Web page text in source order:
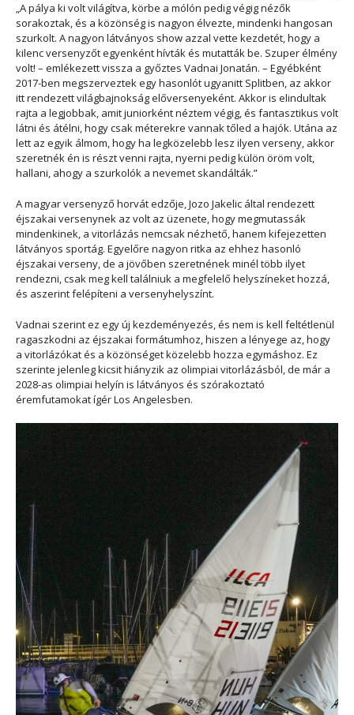
„A pálya ki volt világítva, körbe a mólón pedig végig nézők
sorakoztak, és a közönség is nagyon élvezte, mindenki hangosan
szurkolt. A nagyon látványos show azzal vette kezdetét, hogy a
kilenc versenyzőt egyenként hívták és mutatták be. Szuper élmény
volt! – emlékezett vissza a győztes Vadnai Jonatán. – Egyébként
2017-ben megszerveztek egy hasonlót ugyanitt Splitben, az akkor
itt rendezett világbajnokság előversenyeként. Akkor is elindultak
rajta a legjobbak, amit juniorként néztem végig, és fantasztikus volt
látni és átélni, hogy csak méterekre vannak tőled a hajók. Utána az
lett az egyik álmom, hogy ha legközelebb lesz ilyen verseny, akkor
szeretnék én is részt venni rajta, nyerni pedig külön öröm volt,
hallani, ahogy a szurkolók a nevemet skandálták.”
A magyar versenyző horvát edzője, Jozo Jakelic által rendezett
éjszakai versenynek az volt az üzenete, hogy megmutassák
mindenkinek, a vitorlázás nemcsak nézhető, hanem kifejezetten
látványos sportág. Egyelőre nagyon ritka az ehhez hasonló
éjszakai verseny, de a jövőben szeretnének minél több ilyet
rendezni, csak meg kell találniuk a megfelelő helyszíneket hozzá,
és aszerint felépíteni a versenyhelyszínt.
Vadnai szerint ez egy új kezdeményezés, és nem is kell feltétlenül
ragaszkodni az éjszakai formátumhoz, hiszen a lényege az, hogy
a vitorlázókat és a közönséget közelebb hozza egymáshoz. Ez
szerinte jelenleg kicsit hiányzik az olimpiai vitorlázásból, de már a
2028-as olimpiai helyín is látványos és szórakoztató
éremfutamokat ígér Los Angelesben.